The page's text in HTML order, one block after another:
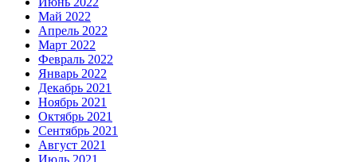
Май 2022
Апрель 2022
Март 2022
Февраль 2022
Январь 2022
Декабрь 2021
Ноябрь 2021
Октябрь 2021
Сентябрь 2021
Август 2021
Июль 2021